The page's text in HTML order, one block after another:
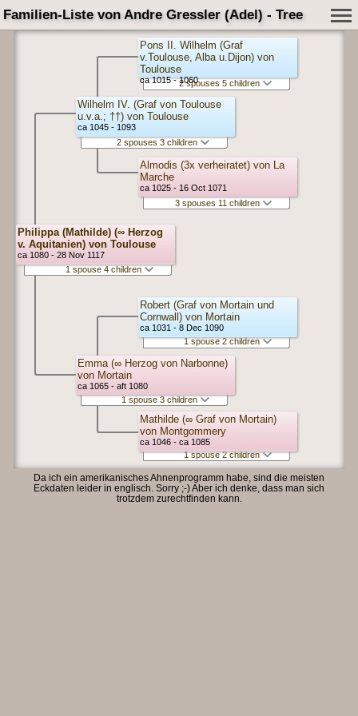
Familien-Liste von Andre Gressler (Adel) - Tree
Philippa (Mathilde) (∞ Herzog
v. Aquitanien) von Toulouse
ca 1080 - 28 Nov 1117
1 spouse 4 children
Wilhelm IV. (Graf von Toulouse
u.v.a.; ††) von Toulouse
ca 1045 - 1093
2 spouses 3 children
Emma (∞ Herzog von Narbonne)
von Mortain
ca 1065 - aft 1080
1 spouse 3 children
Pons II. Wilhelm (Graf
v.Toulouse, Alba u.Dijon) von
Toulouse
ca 1015 - 10602 spouses 5 children
Almodis (3x verheiratet) von La
Marche
ca 1025 - 16 Oct 1071
3 spouses 11 children
Robert (Graf von Mortain und
Cornwall) von Mortain
ca 1031 - 8 Dec 1090
1 spouse 2 children
Mathilde (∞ Graf von Mortain)
von Montgommery
ca 1046 - ca 1085
1 spouse 2 children
Da ich ein amerikanisches Ahnenprogramm habe, sind die meisten
Eckdaten leider in englisch. Sorry ;-) Aber ich denke, dass man sich
trotzdem zurechtfinden kann.